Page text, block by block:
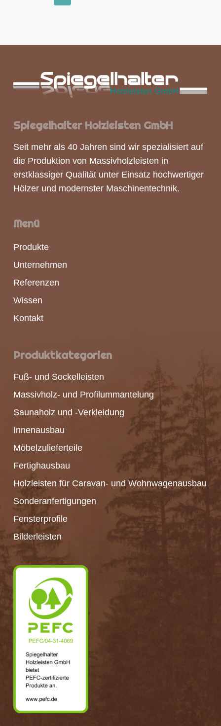
Spiegelhalter Holzleisten GmbH
Seit mehr als 40 Jahren sind wir spezialisiert auf
die Produktion von Massivholzleisten in
erstklassiger Qualität unter Einsatz hochwertiger
Hölzer und modernster Maschinentechnik.
Menü
Produkte
Unternehmen
Referenzen
Wissen
Kontakt
Produktkategorien
Fuß- und Sockelleisten
Massivholz- und Profilummantelung
Saunaholz und -Verkleidung
Innenausbau
Möbelzulieferteile
Fertighausbau
Holzleisten für Caravan- und Wohnwagenausbau
Sonderanfertigungen
Fensterprofile
Bilderleisten